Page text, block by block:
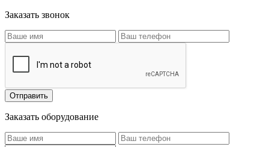
Заказать звонок
Заказать оборудование